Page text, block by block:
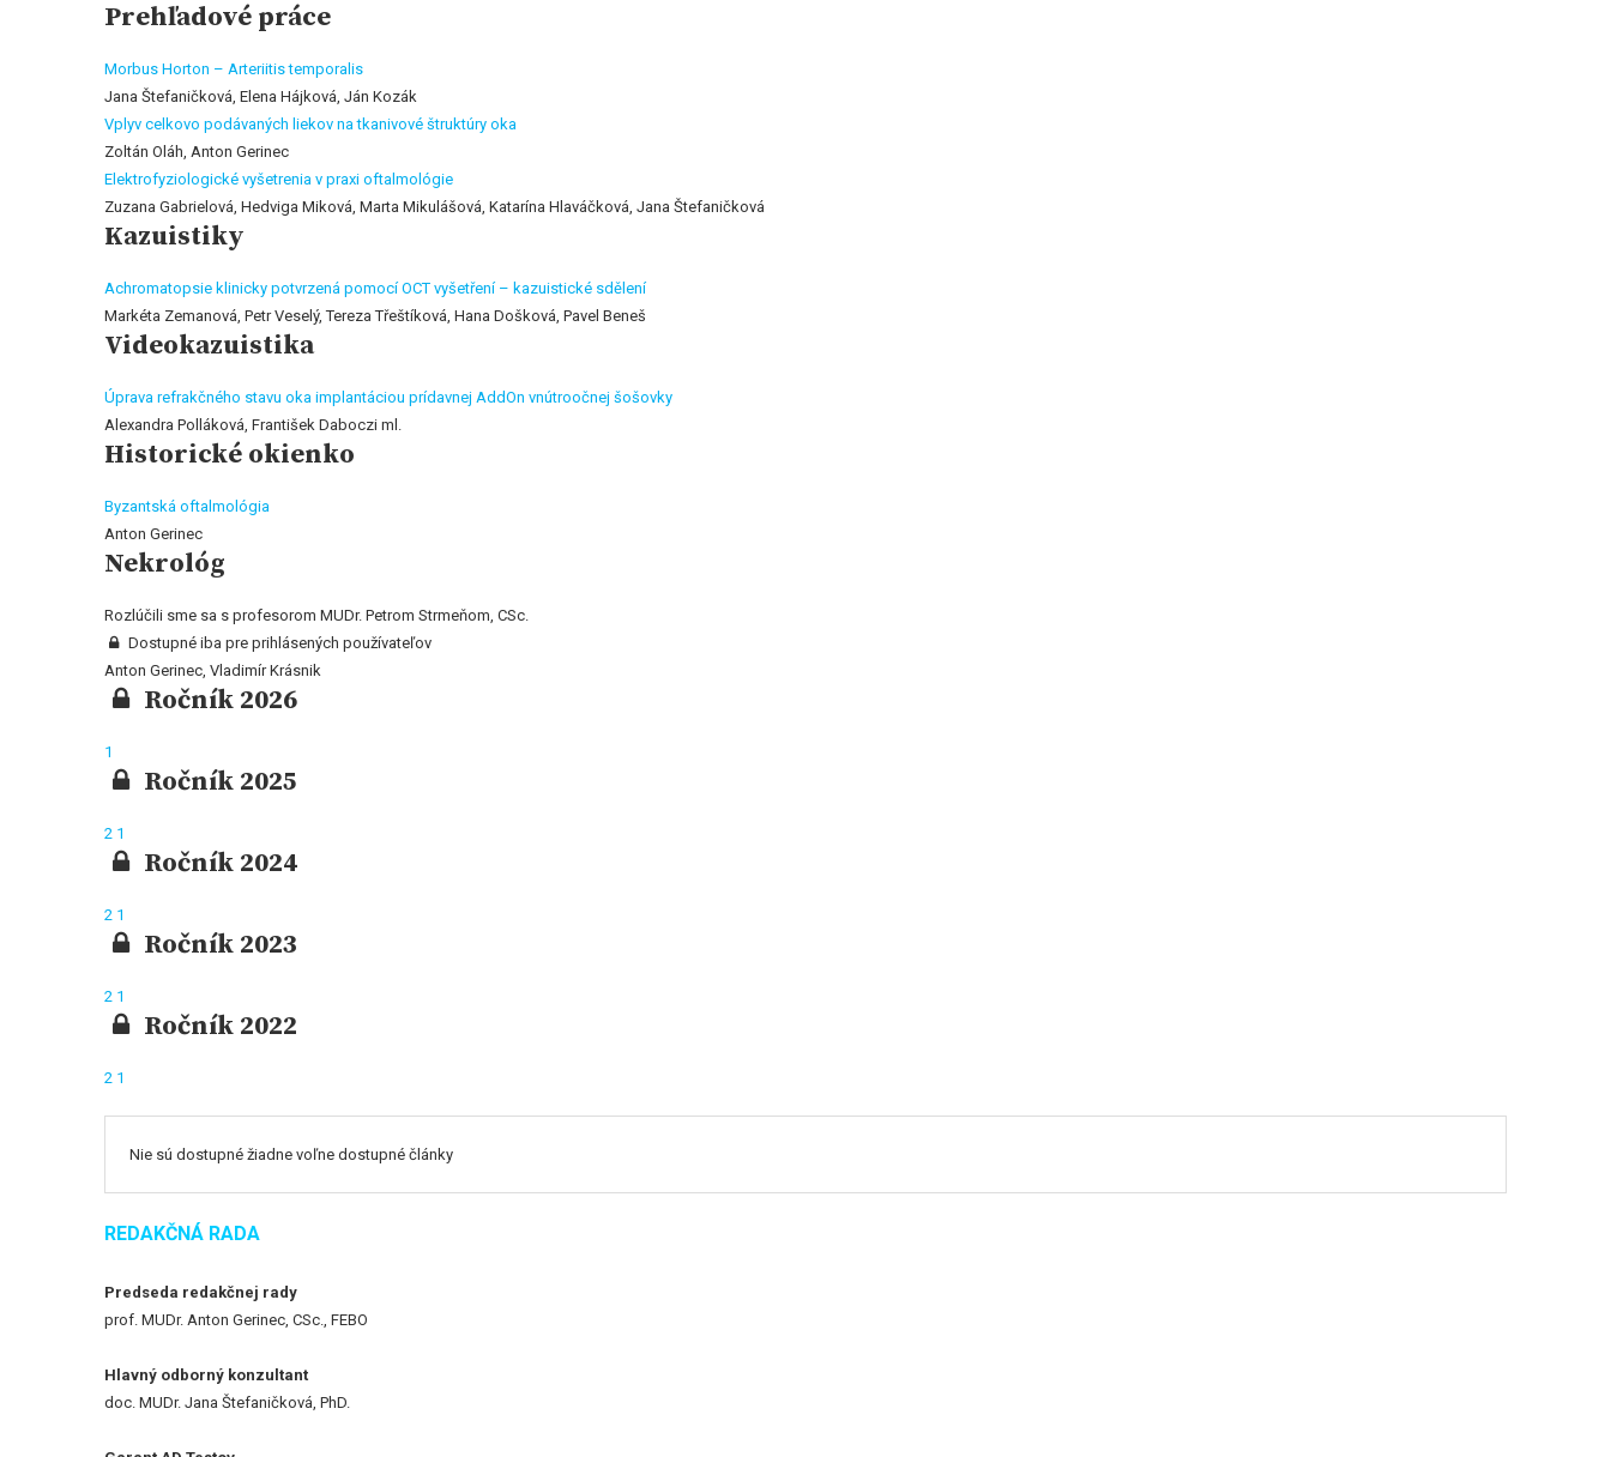
Prehľadové práce
Morbus Horton – Arteriitis temporalis
Jana Štefaničková, Elena Hájková, Ján Kozák
Vplyv celkovo podávaných liekov na tkanivové štruktúry oka
Zoltán Oláh, Anton Gerinec
Elektrofyziologické vyšetrenia v praxi oftalmológie
Zuzana Gabrielová, Hedviga Miková, Marta Mikulášová, Katarína Hlaváčková, Jana Štefaničková
Kazuistiky
Achromatopsie klinicky potvrzená pomocí OCT vyšetření – kazuistické sdělení
Markéta Zemanová, Petr Veselý, Tereza Třeštíková, Hana Došková, Pavel Beneš
Videokazuistika
Úprava refrakčného stavu oka implantáciou prídavnej AddOn vnútroočnej šošovky
Alexandra Polláková, František Daboczi ml.
Historické okienko
Byzantská oftalmológia
Anton Gerinec
Nekrológ
Rozlúčili sme sa s profesorom MUDr. Petrom Strmeňom, CSc.
Dostupné iba pre prihlásených používateľov
Anton Gerinec, Vladimír Krásnik
Ročník 2026
1
Ročník 2025
2 1
Ročník 2024
2 1
Ročník 2023
2 1
Ročník 2022
2 1
Nie sú dostupné žiadne voľne dostupné články
REDAKČNÁ RADA
Predseda redakčnej rady
prof. MUDr. Anton Gerinec, CSc., FEBO
Hlavný odborný konzultant
doc. MUDr. Jana Štefaničková, PhD.